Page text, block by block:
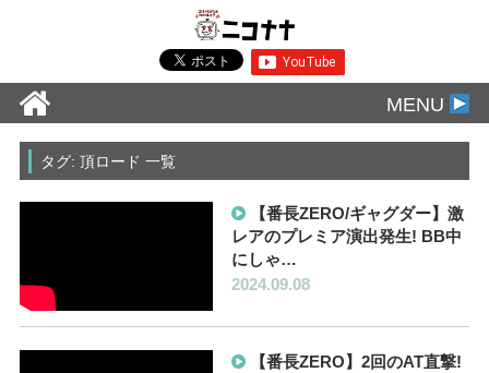
MENU
タグ: 頂ロード 一覧
【番長ZERO/ギャグダー】激
レアのプレミア演出発生! BB中
にしゃ…
2024.09.08
【番長ZERO】2回のAT直撃!